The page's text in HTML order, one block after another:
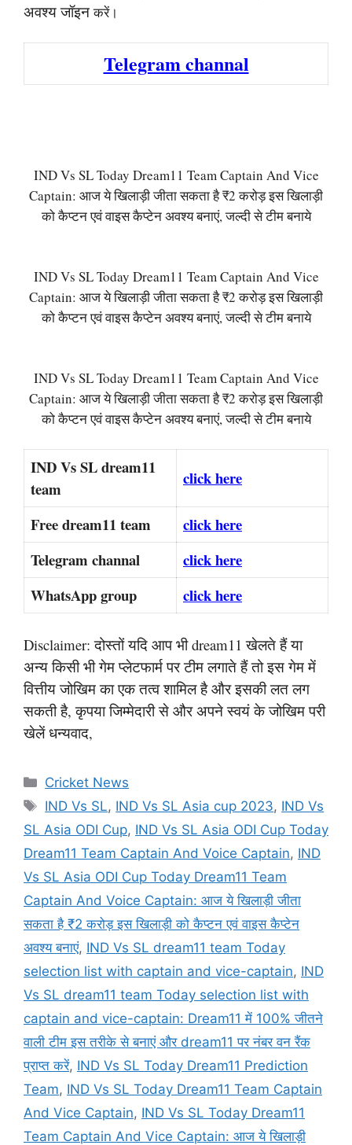
अवश्य जॉइन करें।
Telegram channal
IND Vs SL Today Dream11 Team Captain And Vice
Captain: आज ये खिलाड़ी जीता सकता है ₹2 करोड़ इस खिलाड़ी
को कैप्टन एवं वाइस कैप्टेन अवश्य बनाएं, जल्दी से टीम बनाये
IND Vs SL Today Dream11 Team Captain And Vice
Captain: आज ये खिलाड़ी जीता सकता है ₹2 करोड़ इस खिलाड़ी
को कैप्टन एवं वाइस कैप्टेन अवश्य बनाएं, जल्दी से टीम बनाये
IND Vs SL Today Dream11 Team Captain And Vice
Captain: आज ये खिलाड़ी जीता सकता है ₹2 करोड़ इस खिलाड़ी
को कैप्टन एवं वाइस कैप्टेन अवश्य बनाएं, जल्दी से टीम बनाये
IND Vs SL dream11
team
click here
Free dream11 team
click here
Telegram channal
click here
WhatsApp group
click here
Disclaimer: दोस्तों यदि आप भी dream11 खेलते हैं या
अन्य किसी भी गेम प्लेटफार्म पर टीम लगाते हैं तो इस गेम में
वित्तीय जोखिम का एक तत्व शामिल है और इसकी लत लग
सकती है, कृपया जिम्मेदारी से और अपने स्वयं के जोखिम परी
खेलें धन्यवाद,
Categories
Cricket News
Tags
IND Vs SL, IND Vs SL Asia cup 2023, IND Vs
SL Asia ODI Cup, IND Vs SL Asia ODI Cup Today
Dream11 Team Captain And Voice Captain, IND
Vs SL Asia ODI Cup Today Dream11 Team
Captain And Voice Captain: आज ये खिलाड़ी जीता
सकता है ₹2 करोड़ इस खिलाड़ी को कैप्टन एवं वाइस कैप्टेन
अवश्य बनाएं, IND Vs SL dream11 team Today
selection list with captain and vice-captain, IND
Vs SL dream11 team Today selection list with
captain and vice-captain: Dream11 में 100% जीतने
वाली टीम इस तरीके से बनाएं और dream11 पर नंबर वन रैंक
प्राप्त करें, IND Vs SL Today Dream11 Prediction
Team, IND Vs SL Today Dream11 Team Captain
And Vice Captain, IND Vs SL Today Dream11
Team Captain And Vice Captain: आज ये खिलाड़ी